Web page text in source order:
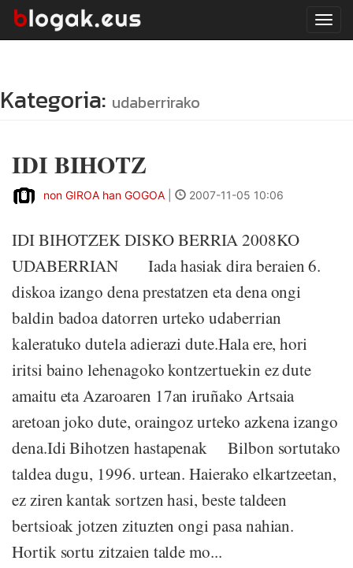
Kategoria: udaberrirako
IDI BIHOTZ
non GIROA han GOGOA 2007-11-05 10:06
IDI BIHOTZEK DISKO BERRIA 2008KO
UDABERRIAN Iada hasiak dira beraien 6.
diskoa izango dena prestatzen eta dena ongi
baldin badoa datorren urteko udaberrian
kaleratuko dutela adierazi dute.Hala ere, hori
iritsi baino lehenagoko kontzertuekin ez dute
amaitu eta Azaroaren 17an iruñako Artsaia
aretoan joko dute, oraingoz urteko azkena izango
dena.Idi Bihotzen hastapenak Bilbon sortutako
taldea dugu, 1996. urtean. Haierako elkartzeetan,
ez ziren kantak sortzen hasi, beste taldeen
bertsioak jotzen zituzten ongi pasa nahian.
Hortik sortu zitzaien talde mo...